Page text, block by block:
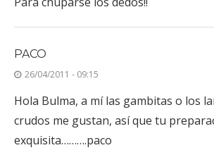
PACO
26/04/2011 - 09:15
Hola Bulma, a mí las gambitas o los
crudos me gustan, así que tu
exquisita……….paco